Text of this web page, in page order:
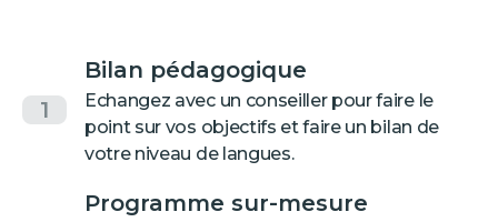
1
Bilan pédagogique
Echangez avec un conseiller pour faire le
point sur vos objectifs et faire un bilan de
votre niveau de langues.
Programme sur-mesure